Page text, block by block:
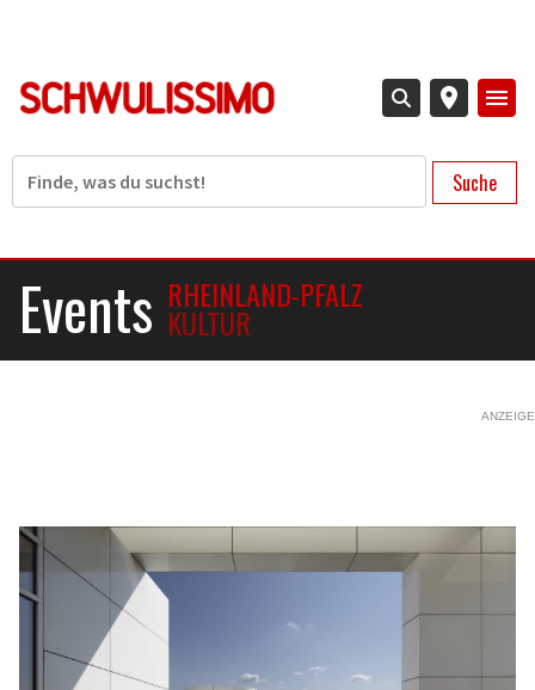
Suche
Events RHEINLAND-PFALZ
KULTUR
ANZEIGE